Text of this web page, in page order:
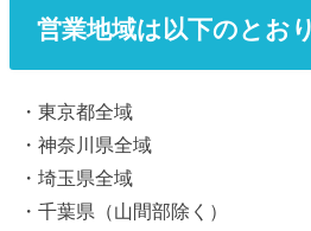
営業地域は以下のとお
・東京都全域
・神奈川県全域
・埼玉県全域
・千葉県（山間部除く）